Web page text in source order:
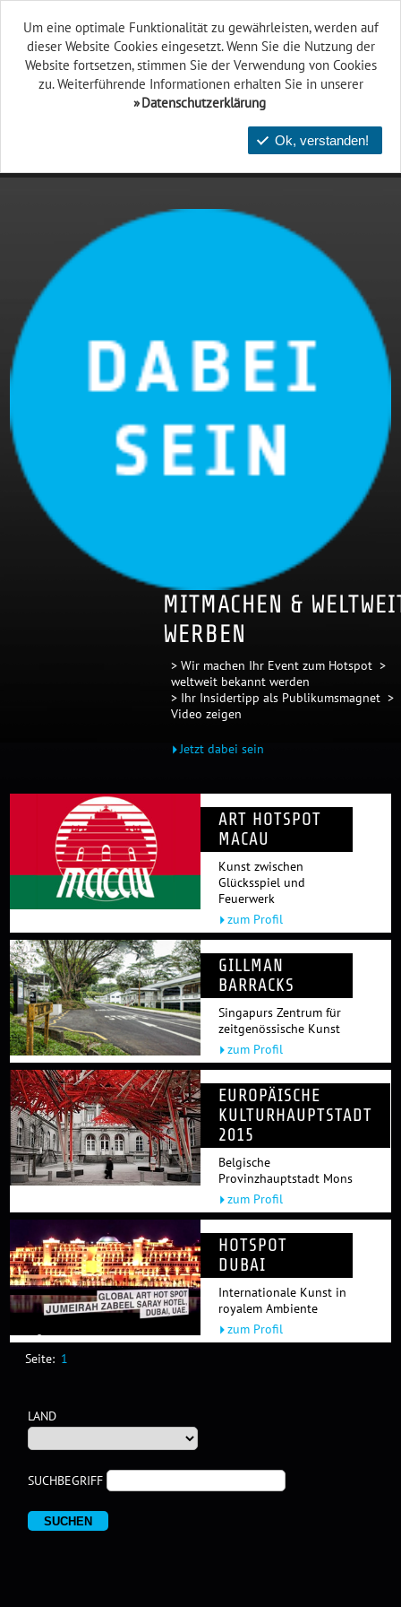
LAND
SUCHBEGRIFF
MITMACHEN &
WERBEN
> Wir machen Ihr Event zum Hotspot >
weltweit bekannt werden
> Ihr Insidertipp als Publikumsmagnet >
Video zeigen
Jetzt dabei sein
ART HOTSPOT
MACAU
Kunst zwischen
Glücksspiel und
Feuerwerk
zum Profil
GILLMAN
BARRACKS
Singapurs Zentrum für
zeitgenössische Kunst
zum Profil
EUROPÄISCHE
KULTURHAUPTSTADT
2015
Belgische
Provinzhauptstadt Mons
zum Profil
HOTSPOT
DUBAI
Internationale Kunst in
royalem Ambiente
zum Profil
1
Um eine optimale Funktionalität zu gewährleisten, werden auf
dieser Website Cookies eingesetzt. Wenn Sie die Nutzung der
Website fort­setzen, stimmen Sie der Verwendung von Cookies
zu. Weiterführende Informationen erhalten Sie in unserer
Datenschutzerklärung
Ok, verstanden!